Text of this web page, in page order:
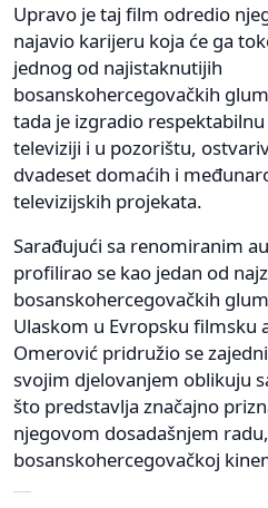
Upravo je taj film odredio
najavio karijeru koja će ga
jednog od najistaknutijih
bosanskohercegovačkih
tada je izgradio
televiziji i u pozorištu,
dvadeset domaćih i
televizijskih projekata.
Sarađujući sa renomiranim
profilirao se kao jedan od
bosanskohercegovačkih
Ulaskom u Evropsku filmsku
Omerović pridružio se
svojim djelovanjem oblikuju
što predstavlja značajno
njegovom dosadašnjem
bosanskohercegovačkoj